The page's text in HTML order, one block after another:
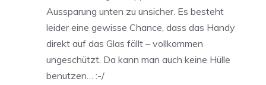
Aussparung unten zu unsicher. Es besteht
leider eine gewisse Chance, dass das Handy
direkt auf das Glas fällt – vollkommen
ungeschützt. Da kann man auch keine Hülle
benutzen… :-/